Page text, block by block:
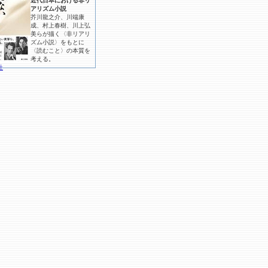
アリズム小説
芥川龍之介、川端康
成、村上春樹、川上弘
美らが描く〈非リアリ
ズム小説〉をもとに
〈読むこと〉の本質を
考える。